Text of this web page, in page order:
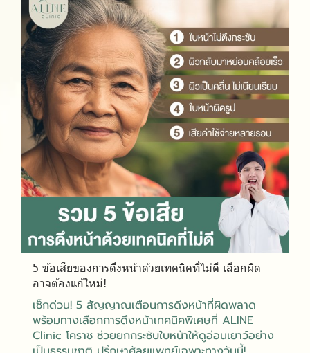
5 ข้อเสียของการดึงหน้าด้วยเทคนิคที่ไม่ดี เลือกผิด
อาจต้องแก้ใหม่!
เช็กด่วน! 5 สัญญาณเตือนการดึงหน้าที่ผิดพลาด
พร้อมทางเลือกการดึงหน้าเทคนิคพิเศษที่ ALINE
Clinic โคราช ช่วยยกกระชับใบหน้าให้ดูอ่อนเยาว์อย่าง